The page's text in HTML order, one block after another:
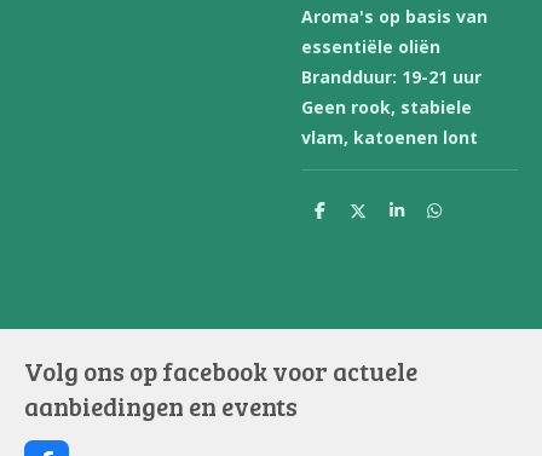
Aroma's op basis van
essentiële oliën
Brandduur: 19-21 uur
Geen rook, stabiele
vlam, katoenen lont
D
D
S
D
Volg ons op facebook voor actuele
aanbiedingen en events